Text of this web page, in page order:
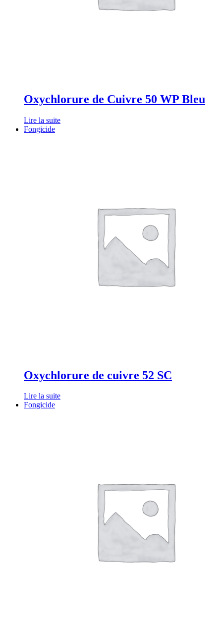
Oxychlorure de Cuivre 50 WP Bleu
Lire la suite
Fongicide
Oxychlorure de cuivre 52 SC
Lire la suite
Fongicide